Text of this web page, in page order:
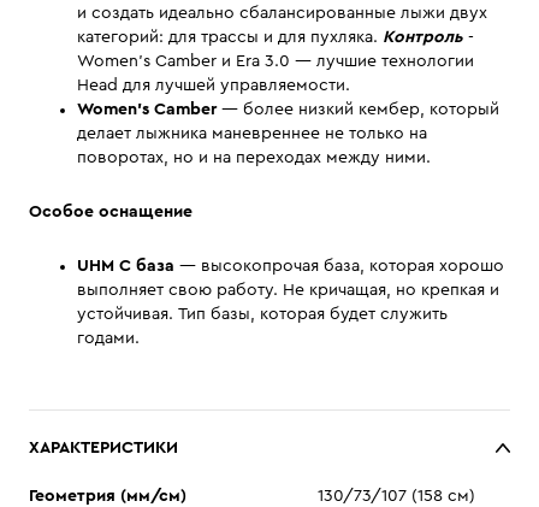
и создать идеально сбалансированные лыжи двух
категорий: для трассы и для пухляка. Контроль -
Women's Camber и Era 3.0 — лучшие технологии
Head для лучшей управляемости.
Women's Camber— более низкий кембер, который
делает лыжника маневреннее не только на
поворотах, но и на переходах между ними.
Особое оснащение
UHM C база — высокопрочая база, которая хорошо
выполняет свою работу. Не кричащая, но крепкая и
устойчивая. Тип базы, которая будет служить
годами.
ХАРАКТЕРИСТИКИ
Геометрия (мм/см) 130/73/107 (158 см)